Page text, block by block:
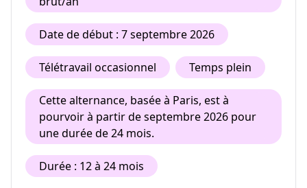
Date de début : 7 septembre 2026
Télétravail occasionnel Temps plein
Cette alternance, basée à Paris, est à
pourvoir à partir de septembre 2026 pour
une durée de 24 mois.
Durée : 12 à 24 mois